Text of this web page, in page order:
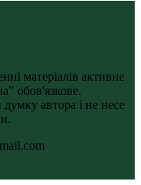
матеріалів активне
обов'язкове.
автора і не несе